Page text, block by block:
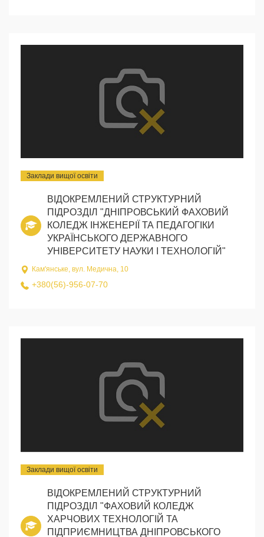
Заклади вищої освіти
ВІДОКРЕМЛЕНИЙ СТРУКТУРНИЙ
ПІДРОЗДІЛ "ДНІПРОВСЬКИЙ ФАХОВИЙ
КОЛЕДЖ ІНЖЕНЕРІЇ ТА ПЕДАГОГІКИ
УКРАЇНСЬКОГО ДЕРЖАВНОГО
УНІВЕРСИТЕТУ НАУКИ І ТЕХНОЛОГІЙ"
Кам'янське, вул. Медична, 10
+380(56)-956-07-70
Заклади вищої освіти
ВІДОКРЕМЛЕНИЙ СТРУКТУРНИЙ
ПІДРОЗДІЛ "ФАХОВИЙ КОЛЕДЖ
ХАРЧОВИХ ТЕХНОЛОГІЙ ТА
ПІДПРИЄМНИЦТВА ДНІПРОВСЬКОГО